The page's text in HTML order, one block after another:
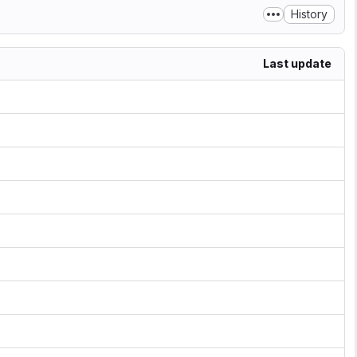
History
Last update